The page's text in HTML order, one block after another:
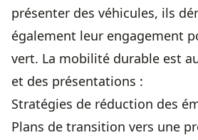
présenter des véhicules, ils
également leur engagement
vert. La mobilité durable est
et des présentations :
Stratégies de réduction des
Plans de transition vers une